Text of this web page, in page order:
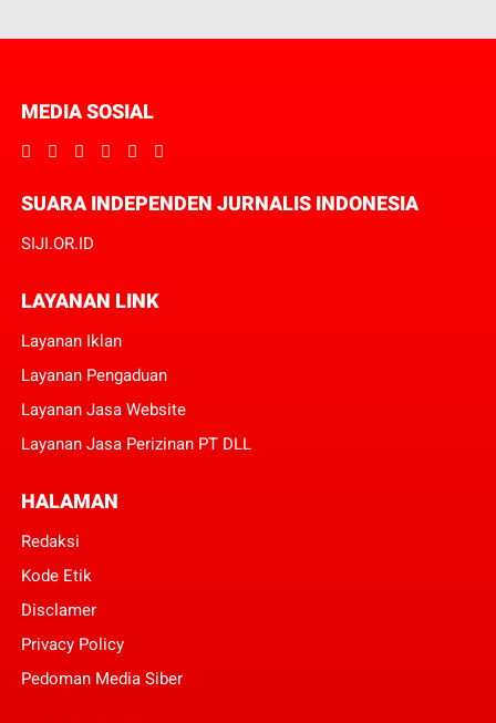
MEDIA SOSIAL
SUARA INDEPENDEN JURNALIS INDONESIA
SIJI.OR.ID
LAYANAN LINK
Layanan Iklan
Layanan Pengaduan
Layanan Jasa Website
Layanan Jasa Perizinan PT DLL
HALAMAN
Redaksi
Kode Etik
Disclamer
Privacy Policy
Pedoman Media Siber